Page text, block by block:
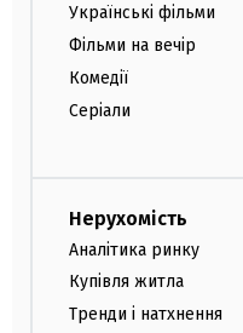
Українські фільми
Фільми на вечір
Комедії
Серіали
Нерухомість
Аналітика ринку
Купівля житла
Тренди і натхнення